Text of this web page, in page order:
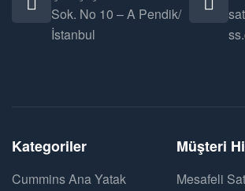
Sok. No 10 – A Pendik/
İstanbul
Kategoriler
Cummins Ana Yatak
Müşteri
Mesafeli